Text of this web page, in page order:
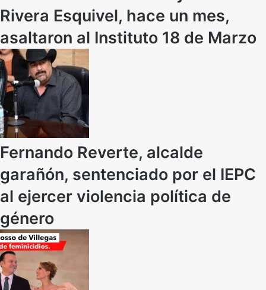
Rivera Esquivel, hace un mes,
asaltaron al Instituto 18 de Marzo
Fernando Reverte, alcalde
garañón, sentenciado por el IEPC
al ejercer violencia política de
género